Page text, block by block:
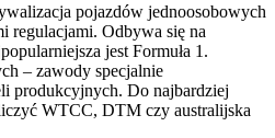
pojazdów jednoosobowych
regulacjami. Odbywa się na
jest Formuła 1.
– zawody specjalnie
produkcyjnych. Do najbardziej
WTCC, DTM czy australijska